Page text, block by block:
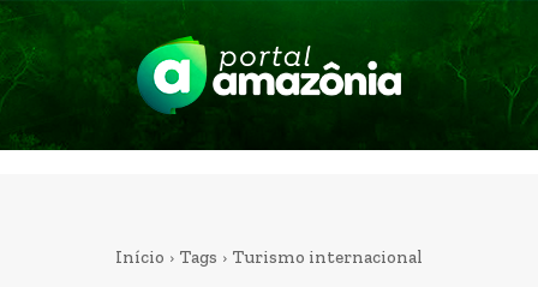
Início Tags Turismo internacional